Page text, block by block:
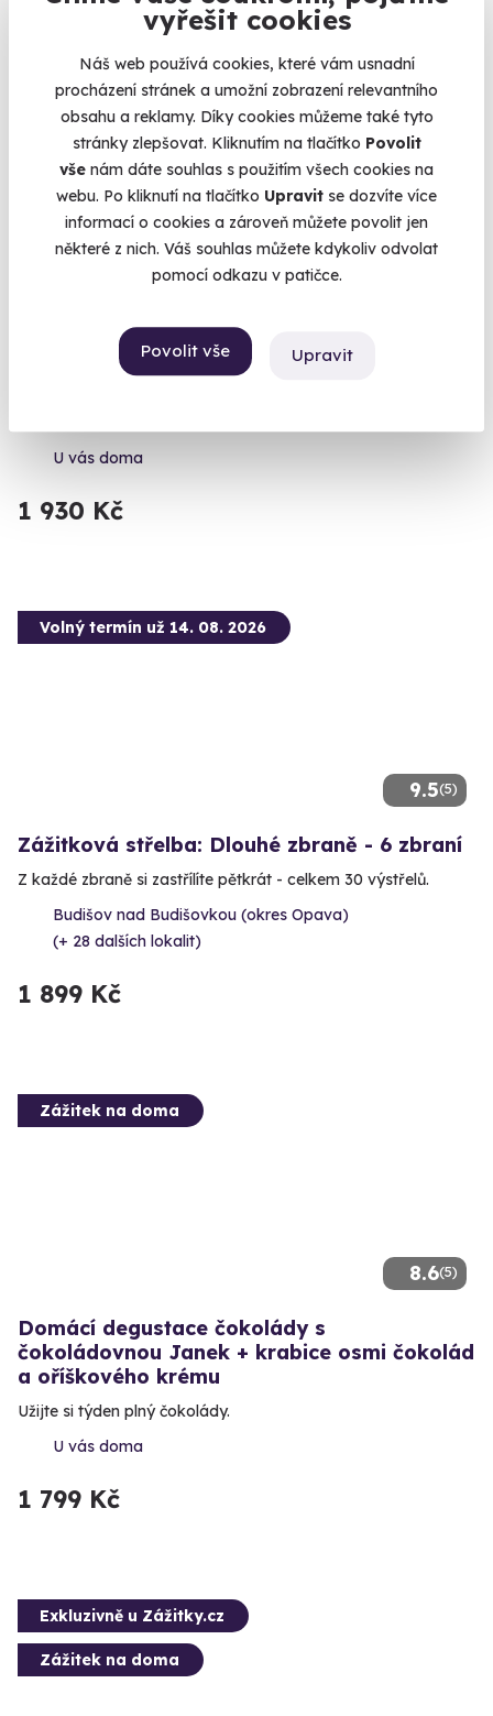
vyřešit cookies
Náš web používá cookies, které vám usnadní
procházení stránek a umožní zobrazení relevantního
obsahu a reklamy. Díky cookies můžeme také tyto
stránky zlepšovat. Kliknutím na tlačítko Povolit
vše nám dáte souhlas s použitím všech cookies na
webu. Po kliknutí na tlačítko Upravit se dozvíte více
informací o cookies a zároveň můžete povolit jen
některé z nich. Váš souhlas můžete kdykoliv odvolat
pomocí odkazu v patičce.
Povolit vše Upravit
Exkluzivně u Zážitky.cz
Zážitek na doma
Dárkový balíček šesti druhů italských vín +
U vás doma
1 930 Kč
9.5(5)
Volný termín už 14. 08. 2026
Zážitková střelba: Dlouhé zbraně - 6 zbraní
Z každé zbraně si zastřílíte pětkrát - celkem 30 výstřelů.
Budišov nad Budišovkou (okres Opava)
(+ 28 dalších lokalit)
1 899 Kč
8.6(5)
Zážitek na doma
Domácí degustace čokolády s
čokoládovnou Janek + krabice osmi čokolád
a oříškového krému
Užijte si týden plný čokolády.
U vás doma
1 799 Kč
Exkluzivně u Zážitky.cz
Zážitek na doma